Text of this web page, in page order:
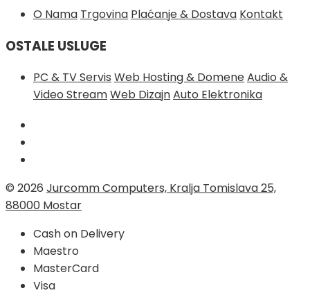
O Nama Trgovina Plaćanje & Dostava Kontakt
OSTALE USLUGE
PC & TV Servis Web Hosting & DomeneAudio &
Video StreamWeb DizajnAuto Elektronika
© 2026 Jurcomm Computers, Kralja Tomislava 25,
88000 Mostar
Cash on Delivery
Maestro
MasterCard
Visa